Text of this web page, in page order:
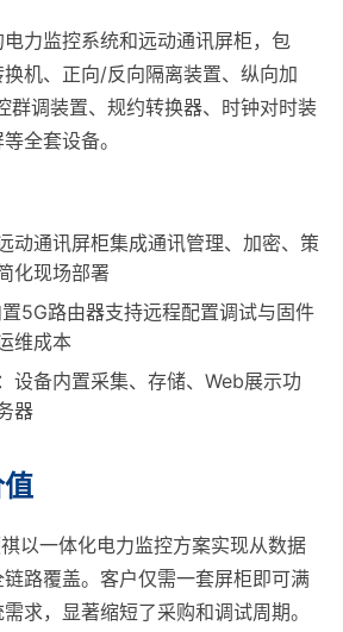
力监控系统和远动通讯屏柜，包
机、正向/反向隔离装置、纵向加
群调装置、规约转换器、时钟对时装
全套设备。
动通讯屏柜集成通讯管理、加密、策
化现场部署
置5G路由器支持远程配置调试与固件
维成本
：设备内置采集、存储、Web展示功
器
以一体化电力监控方案实现从数据
路覆盖。客户仅需一套屏柜即可满
求，显著缩短了采购和调试周期。